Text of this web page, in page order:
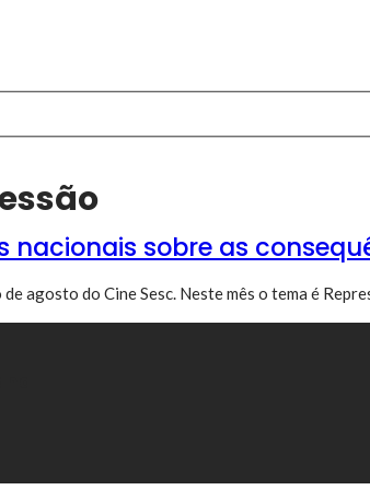
nacionais sobre as
agosto do Cine Sesc. Neste mês o tema é